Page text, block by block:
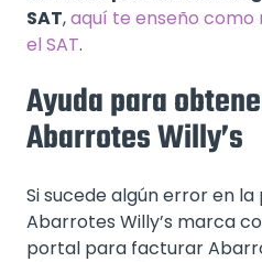
SAT,aquí te enseño
el SAT.
Ayuda para
Abarrotes Willy’s
Si sucede algún error en
Abarrotes Willy’s marca
portal para facturar